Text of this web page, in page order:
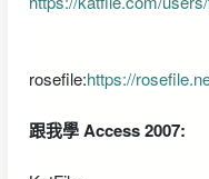
rosefile:https://
跟我學 Access 2007: